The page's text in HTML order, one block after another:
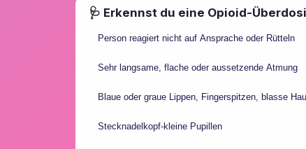
🩺 Erkennst du eine Opioid-
Person reagiert nicht auf Ansprache oder Rütteln
Sehr langsame, flache oder aussetzende Atmung
Blaue oder graue Lippen, Fingerspitzen, blasse
Stecknadelkopf-kleine Pupillen